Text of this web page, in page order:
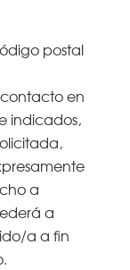
postal
en
indicados,
a
a
a a fin